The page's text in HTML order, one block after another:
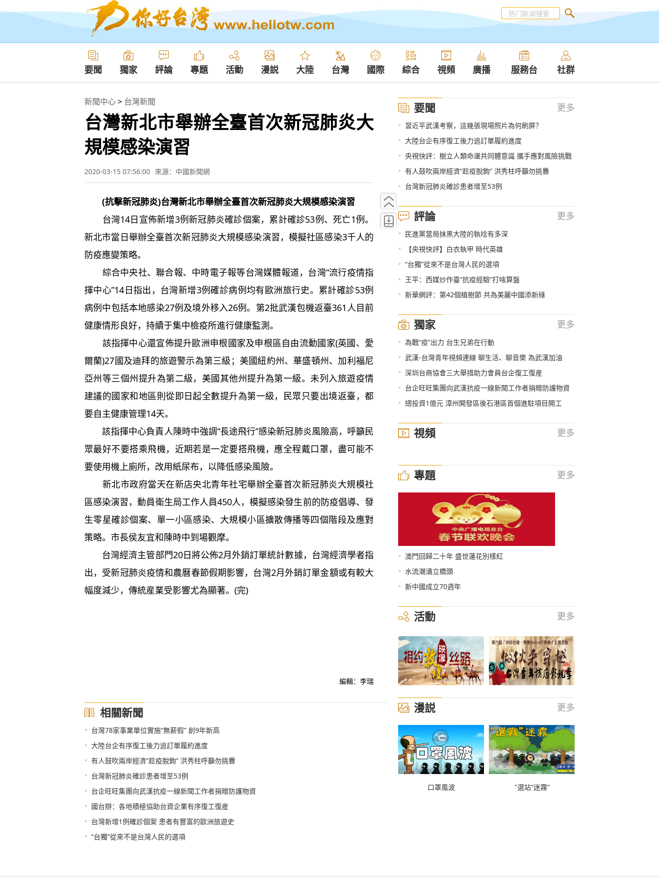
要聞 獨家 評論 專題 活動 漫説 大陸 台灣 國際 綜合 視頻 廣播 服務台 社群
新聞中心> 台灣新聞
台灣新北市舉辦全臺首次新冠肺炎大
規模感染演習
2020-03-15 07:56:00 來源：中國新聞網
(抗擊新冠肺炎)台灣新北市舉辦全臺首次新冠肺炎大規模感染演習
台灣14日宣佈新增3例新冠肺炎確診個案，累計確診53例、死亡1例。
新北市當日舉辦全臺首次新冠肺炎大規模感染演習，模擬社區感染3千人的
防疫應變策略。
綜合中央社、聯合報、中時電子報等台灣媒體報道，台灣“流行疫情指
揮中心”14日指出，台灣新增3例確診病例均有歐洲旅行史。累計確診53例
病例中包括本地感染27例及境外移入26例。第2批武漢包機返臺361人目前
健康情形良好，持續于集中檢疫所進行健康監測。
該指揮中心還宣佈提升歐洲申根國家及申根區自由流動國家(英國、愛
爾蘭)27國及迪拜的旅遊警示為第三級；美國紐約州、華盛頓州、加利福尼
亞州等三個州提升為第二級，美國其他州提升為第一級。未列入旅遊疫情
建議的國家和地區則從即日起全數提升為第一級，民眾只要出境返臺，都
要自主健康管理14天。
該指揮中心負責人陳時中強調“長途飛行”感染新冠肺炎風險高，呼籲民
眾最好不要搭乘飛機，近期若是一定要搭飛機，應全程戴口罩，盡可能不
要使用機上廁所，改用紙尿布，以降低感染風險。
新北市政府當天在新店央北青年社宅舉辦全臺首次新冠肺炎大規模社
區感染演習，動員衛生局工作人員450人，模擬感染發生前的防疫倡導、發
生零星確診個案、單一小區感染、大規模小區擴散傳播等四個階段及應對
策略。市長侯友宜和陳時中到場觀摩。
台灣經濟主管部門20日將公佈2月外銷訂單統計數據，台灣經濟學者指
出，受新冠肺炎疫情和農曆春節假期影響，台灣2月外銷訂單金額或有較大
幅度減少，傳統産業受影響尤為顯著。(完)
編輯：李瑞
相關新聞
• 台灣78家事業單位實施“無薪假” 創9年新高
• 大陸台企有序復工後力追訂單履約進度
• 有人鼓吹兩岸經濟“趁疫脫鉤” 洪秀柱呼籲勿挑釁
• 台灣新冠肺炎確診患者增至53例
• 台企旺旺集團向武漢抗疫一線新聞工作者捐贈防護物資
• 國台辦：各地積極協助台資企業有序復工復産
• 台灣新增1例確診個案 患者有豐富的歐洲旅遊史
• “台獨”從來不是台灣人民的選項
要聞 更多
• 習近平武漢考察，這幾張現場照片為何刷屏？
• 大陸台企有序復工後力追訂單履約進度
• 央視快評：樹立人類命運共同體意識 攜手應對風險挑戰
• 有人鼓吹兩岸經濟“趁疫脫鉤” 洪秀柱呼籲勿挑釁
• 台灣新冠肺炎確診患者增至53例
評論 更多
• 民進黨當局抹黑大陸的執唸有多深
• 【央視快評】白衣執甲 時代英雄
• “台獨”從來不是台灣人民的選項
• 王平：西媒炒作臺“抗疫經驗”打啥算盤
• 新華網評：第42個植樹節 共為美麗中國添新綠
獨家 更多
• 為戰“疫”出力 台生兄弟在行動
• 武漢-台灣青年視頻連線 聊生活、聊音樂 為武漢加油
• 深圳台商協會三大舉措助力會員台企復工復産
• 台企旺旺集團向武漢抗疫一線新聞工作者捐贈防護物資
• 總投資1億元 漳州開發區後石港區首個進駐項目開工
視頻 更多
專題 更多
• 澳門回歸二十年 盛世蓮花別樣紅
• 水流潮涌立橋頭
• 新中國成立70週年
活動 更多
漫説 更多
口罩風波 "選站“迷霧”